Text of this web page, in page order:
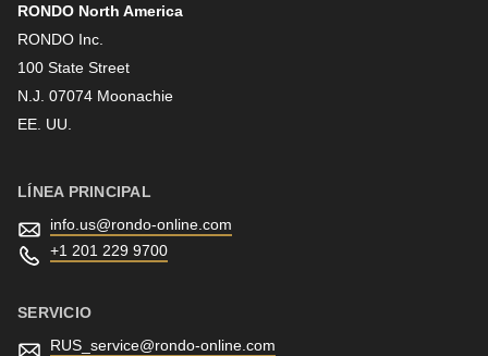
string
is
>Drupal\rondo_contact\
{closure}
Apellido
RONDO North America
RONDO Inc.
100 State Street
N.J. 07074 Moonachie
EE. UU.
LÍNEA PRINCIPAL
info.us@rondo-online.com
+1 201 229 9700
SERVICIO
RUS_service@rondo-online.com